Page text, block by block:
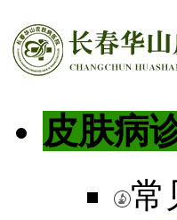
皮肤病
常